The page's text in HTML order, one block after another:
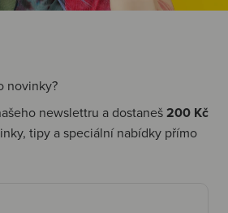
novinky?
newslettru a dostaneš200 Kč
tipy a speciální nabídky přímo